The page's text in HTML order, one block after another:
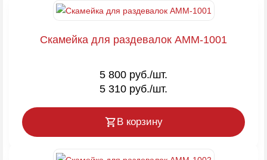
Скамейка для раздевалок AMM-1001
5 800 руб./шт.
5 310 руб./шт.
В корзину